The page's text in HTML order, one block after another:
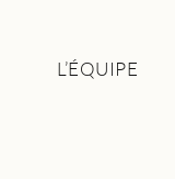
L’ÉQUIPE